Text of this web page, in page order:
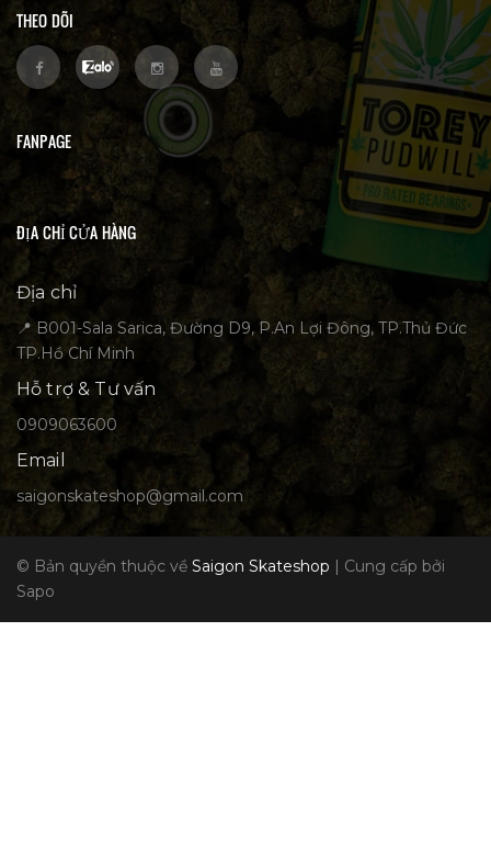
THEO DÕI
FANPAGE
ĐỊA CHỈ CỬA HÀNG
Địa chỉ
📍 B001-Sala Sarica, Đường D9, P.An Lợi Đông, TP.Thủ Đức
TP.Hồ Chí Minh
Hỗ trợ & Tư vấn
0909063600
Email
saigonskateshop@gmail.com
© Bản quyền thuộc về Saigon Skateshop | Cung cấp bởi
Sapo